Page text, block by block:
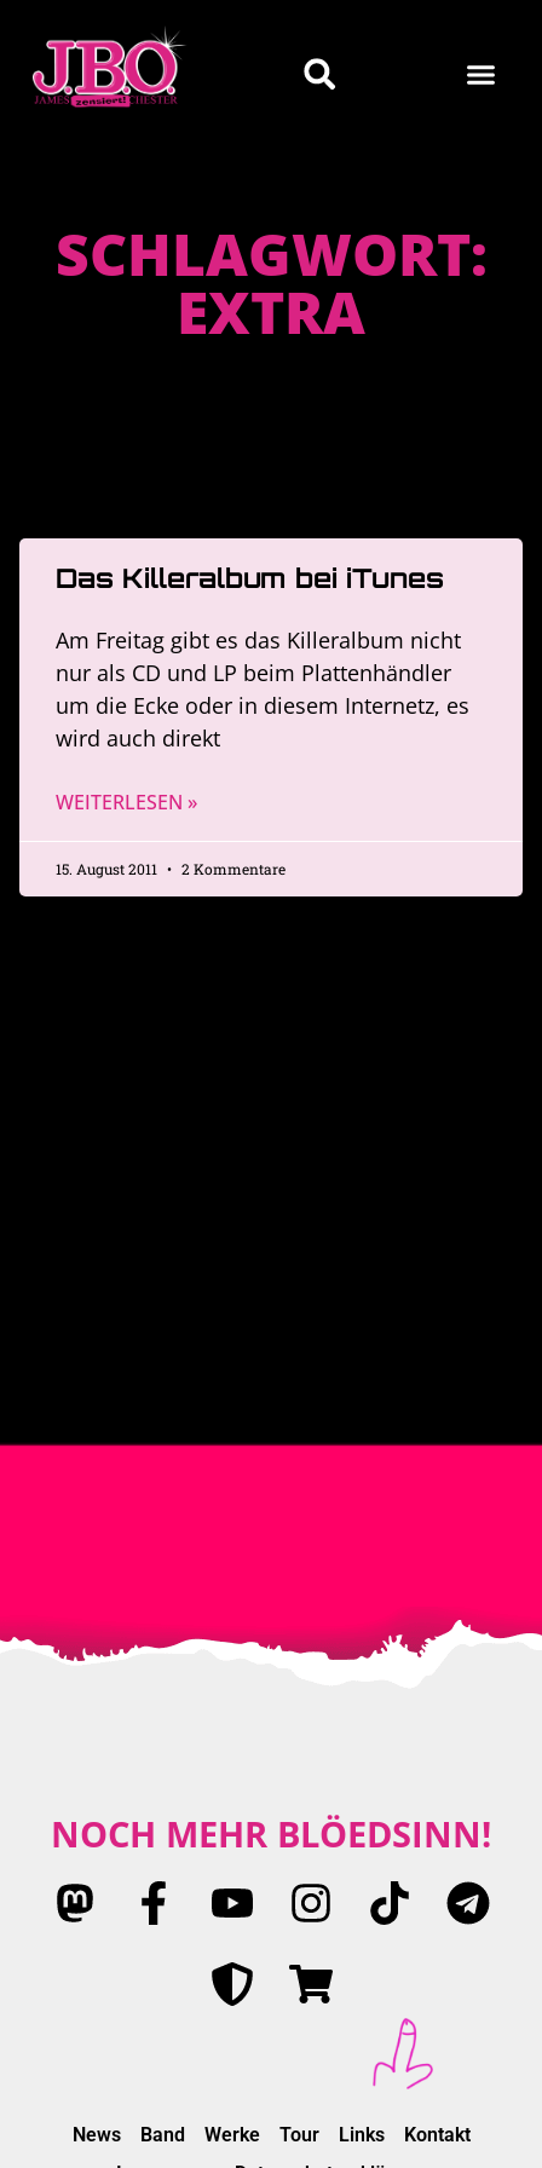
SCHLAGWORT:
EXTRA
Das Killeralbum bei iTunes
Am Freitag gibt es das Killeralbum nicht
nur als CD und LP beim Plattenhändler
um die Ecke oder in diesem Internetz, es
wird auch direkt
WEITERLESEN »
15. August 2011 2 Kommentare
NOCH MEHR BLÖEDSINN!
News Band Werke Tour Links
Kontakt